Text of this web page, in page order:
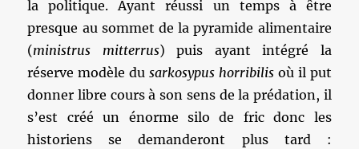
la politique. Ayant réussi un temps à être
presque au sommet de la pyramide alimentaire
(ministrus mitterrus) puis ayant intégré la
réserve modèle dusarkosypus horribilisoù il put
donner libre cours à son sens de la prédation, il
s’est créé un énorme silo de fric donc les
historiens se demanderont plus tard :